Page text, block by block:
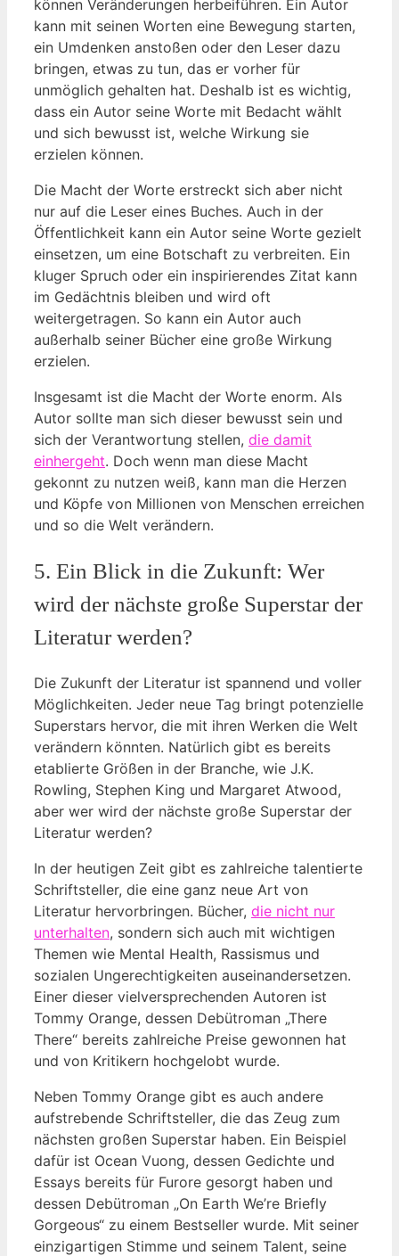
können Veränderungen herbeiführen. Ein Autor
kann mit seinen Worten eine Bewegung starten,
ein Umdenken anstoßen oder den Leser dazu
bringen, etwas zu tun, das er vorher für
unmöglich gehalten hat. Deshalb ist es wichtig,
dass ein Autor seine Worte mit Bedacht wählt
und sich bewusst ist, welche Wirkung sie
erzielen können.
Die Macht der Worte erstreckt sich aber nicht
nur auf die Leser eines Buches. Auch in der
Öffentlichkeit kann ein Autor seine Worte gezielt
einsetzen, um eine Botschaft zu verbreiten. Ein
kluger Spruch oder ein inspirierendes Zitat kann
im Gedächtnis bleiben und wird oft
weitergetragen. So kann ein Autor auch
außerhalb seiner Bücher eine große Wirkung
erzielen.
Insgesamt ist die Macht der Worte enorm. Als
Autor sollte man sich dieser bewusst sein und
sich der Verantwortung stellen, die damit
einhergeht. Doch wenn man diese Macht
gekonnt zu nutzen weiß, kann man die Herzen
und Köpfe von Millionen von Menschen erreichen
und so die Welt verändern.
5. Ein Blick in die Zukunft: Wer
wird der nächste große Superstar der
Literatur werden?
Die Zukunft der Literatur ist spannend und voller
Möglichkeiten. Jeder neue Tag bringt potenzielle
Superstars hervor, die mit ihren Werken die Welt
verändern könnten. Natürlich gibt es bereits
etablierte Größen in der Branche, wie J.K.
Rowling, Stephen King und Margaret Atwood,
aber wer wird der nächste große Superstar der
Literatur werden?
In der heutigen Zeit gibt es zahlreiche talentierte
Schriftsteller, die eine ganz neue Art von
Literatur hervorbringen. Bücher, die nicht nur
unterhalten, sondern sich auch mit wichtigen
Themen wie Mental Health, Rassismus und
sozialen Ungerechtigkeiten auseinandersetzen.
Einer dieser vielversprechenden Autoren ist
Tommy Orange, dessen Debütroman „There
There“ bereits zahlreiche Preise gewonnen hat
und von Kritikern hochgelobt wurde.
Neben Tommy Orange gibt es auch andere
aufstrebende Schriftsteller, die das Zeug zum
nächsten großen Superstar haben. Ein Beispiel
dafür ist Ocean Vuong, dessen Gedichte und
Essays bereits für Furore gesorgt haben und
dessen Debütroman „On Earth We’re Briefly
Gorgeous“ zu einem Bestseller wurde. Mit seiner
einzigartigen Stimme und seinem Talent, seine